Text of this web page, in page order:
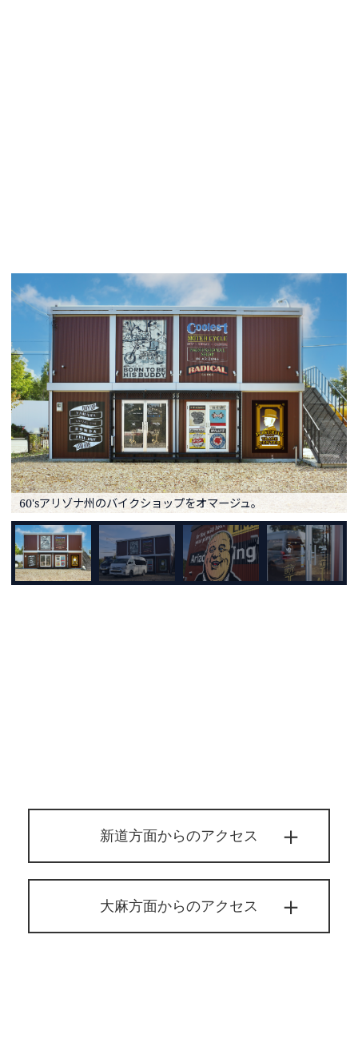
60'sアリゾナ州のバイクショップをオマージュ。
新道方面からのアクセス
大麻方面からのアクセス